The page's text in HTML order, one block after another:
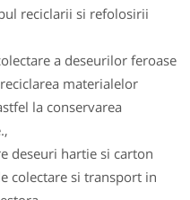
reciclarii si refolosirii
a deseurilor feroase
materialelor
la conservarea
deseuri hartie si carton
colectare si transport in